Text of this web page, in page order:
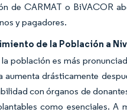
de CARMAT o BiVACOR
y pagadores.
de la Población a
población es más
drásticamente
con órganos de
como esenciales. A